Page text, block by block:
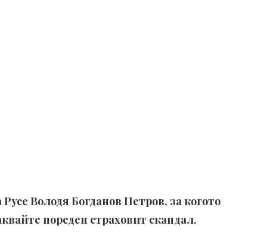
Володя Богданов Петров, за когото
пореден страховит скандал.